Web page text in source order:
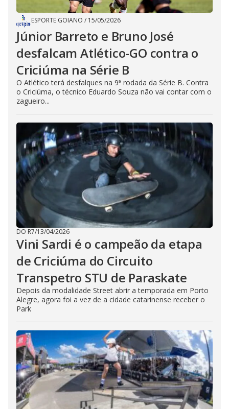
ESPORTE GOIANO / 15/05/2026
Júnior Barreto e Bruno José
desfalcam Atlético-GO contra o
Criciúma na Série B
O Atlético terá desfalques na 9ª rodada da Série B. Contra
o Criciúma, o técnico Eduardo Souza não vai contar com o
zagueiro...
DO R7/13/04/2026
Vini Sardi é o campeão da etapa
de Criciúma do Circuito
Transpetro STU de Paraskate
Depois da modalidade Street abrir a temporada em Porto
Alegre, agora foi a vez de a cidade catarinense receber o
Park